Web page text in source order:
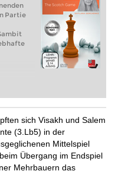
Partie
sich Visakh und Salem
(3.Lb5) in der
Mittelspiel
Übergang im Endspiel
Mehrbauern das